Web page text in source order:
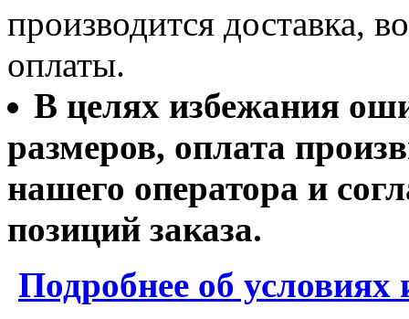
производится доставка,
оплаты.
В целях избежания
размеров, оплата
нашего оператора и
позиций заказа.
Подробнее об